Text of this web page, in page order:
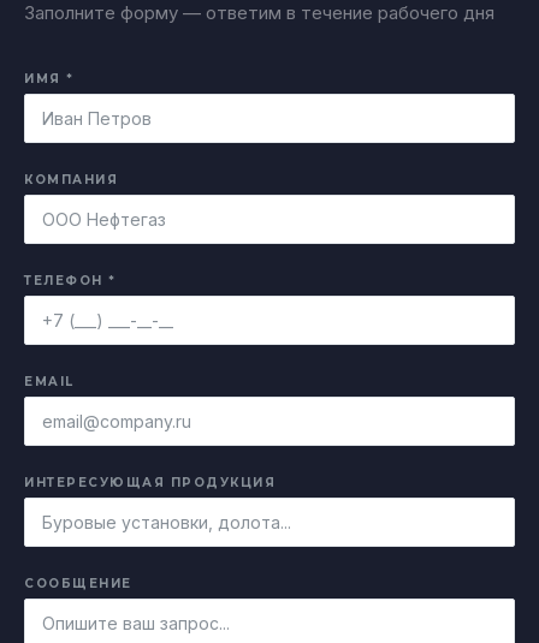
Заполните форму — ответим в течение рабочего дня
ИМЯ *
КОМПАНИЯ
ТЕЛЕФОН *
EMAIL
ИНТЕРЕСУЮЩАЯ ПРОДУКЦИЯ
СООБЩЕНИЕ